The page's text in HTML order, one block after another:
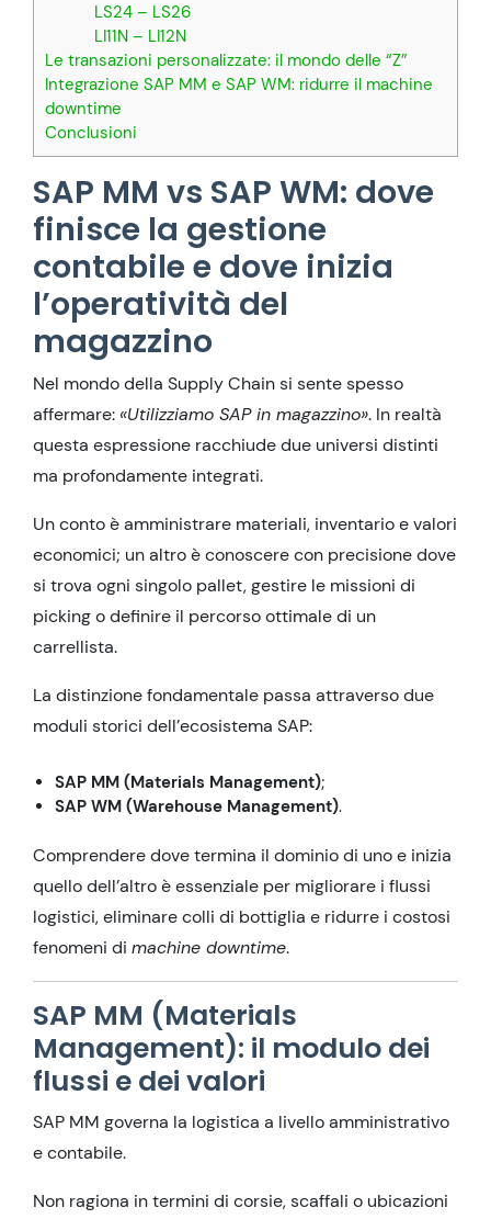
LS24 – LS26
LI11N – LI12N
Le transazioni personalizzate: il mondo delle “Z”
Integrazione SAP MM e SAP WM: ridurre il machine
downtime
Conclusioni
SAP MM vs SAP WM: dove
finisce la gestione
contabile e dove inizia
l’operatività del
magazzino
Nel mondo della Supply Chain si sente spesso
affermare: «Utilizziamo SAP in magazzino». In realtà
questa espressione racchiude due universi distinti
ma profondamente integrati.
Un conto è amministrare materiali, inventario e valori
economici; un altro è conoscere con precisione dove
si trova ogni singolo pallet, gestire le missioni di
picking o definire il percorso ottimale di un
carrellista.
La distinzione fondamentale passa attraverso due
moduli storici dell’ecosistema SAP:
SAP MM (Materials Management);
SAP WM (Warehouse Management).
Comprendere dove termina il dominio di uno e inizia
quello dell’altro è essenziale per migliorare i flussi
logistici, eliminare colli di bottiglia e ridurre i costosi
fenomeni di machine downtime.
SAP MM (Materials
Management): il modulo dei
flussi e dei valori
SAP MM governa la logistica a livello amministrativo
e contabile.
Non ragiona in termini di corsie, scaffali o ubicazioni